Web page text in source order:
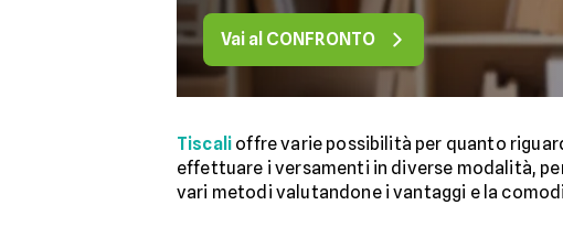
Vai al CONFRONTO
Tiscali offre varie possibilità per quanto
effettuare i versamenti in diverse modalità,
vari metodi valutandone i vantaggi e la